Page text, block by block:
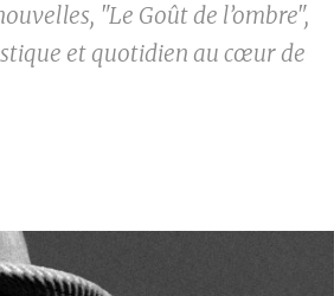
"Le Goût de l’ombre",
et quotidien au cœur de